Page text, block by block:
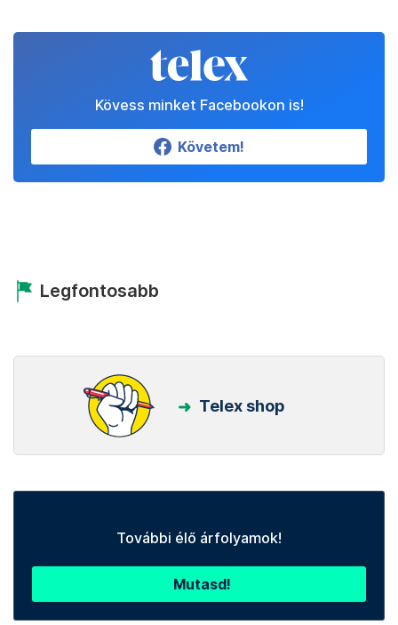
Kövess minket Facebookon is!
Követem!
Legfontosabb
Telex shop
További élő árfolyamok!
Mutasd!